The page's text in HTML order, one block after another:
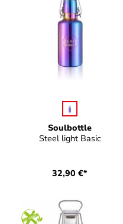
Soulbottle
Steel light Basic
auswählen
32,90 €*